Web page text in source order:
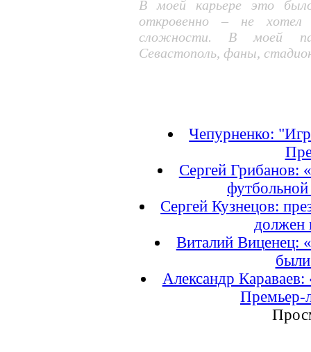
В моей карьере это
откровенно – не хотел
сложности. В моей
Севастополь, фаны,
Чепурненко:
Сергей Грибанов:
футбольной
Сергей Кузнецов:
должен
Виталий Виценец:
Александр
Премьер-